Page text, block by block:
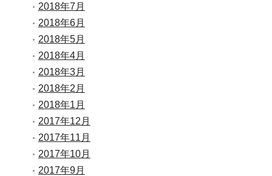
2018年7月
2018年6月
2018年5月
2018年4月
2018年3月
2018年2月
2018年1月
2017年12月
2017年11月
2017年10月
2017年9月